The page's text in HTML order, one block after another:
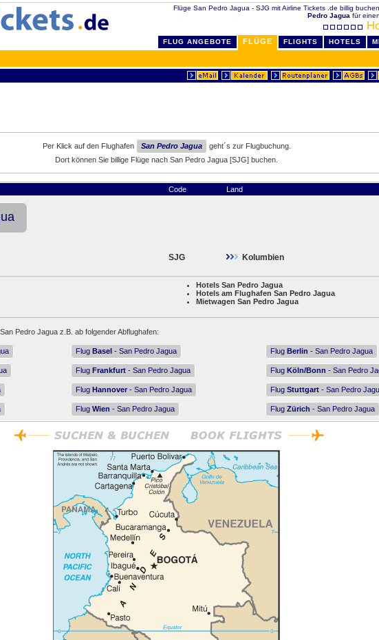
Flüge San Pedro Jagua - SJG mit Airline Tickets .de billig
Pedro Jagua für
FLUG ANGEBOTE FLÜGE FLIGHTS HOTELS
Per Klick auf den Flughafen San Pedro Jagua
geht´s zur Flugbuchung.
Dort können Sie billige Flüge nach San Pedro Jagua [SJG] buchen.
Code Land
SJG Kolumbien
Hotels San Pedro Jagua
Hotels am Flughafen San Pedro Jagua
Mietwagen San Pedro Jagua
Pedro Jagua z.B. ab folgender Abflughafen:
Flug Basel - San Pedro Jagua Flug Berlin - San Pedro Jagua
Flug Frankfurt - San Pedro Jagua Flug Köln/Bonn - San Pedro
Flug Hannover - San Pedro Jagua Flug Stuttgart - San Pedro
Flug Wien - San Pedro Jagua Flug Zürich - San Pedro Jagua